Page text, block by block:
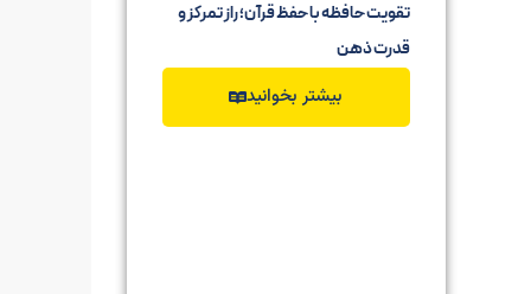
تقویت حافظه با حفظ قرآن؛ راز تمرکز و
قدرت ذهن
بیشتر بخوانید